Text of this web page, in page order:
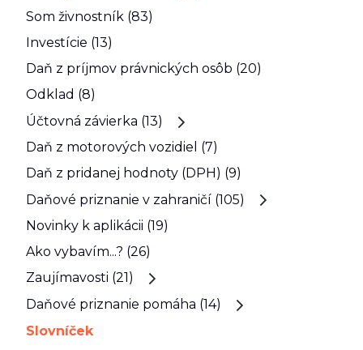
Som živnostník (83)
Investície (13)
Daň z príjmov právnických osôb (20)
Odklad (8)
Účtovná závierka (13)
Daň z motorových vozidiel (7)
Daň z pridanej hodnoty (DPH) (9)
Daňové priznanie v zahraničí (105)
Novinky k aplikácii (19)
Ako vybavím...? (26)
Zaujímavosti (21)
Daňové priznanie pomáha (14)
Slovníček